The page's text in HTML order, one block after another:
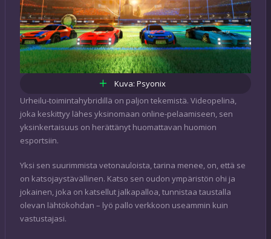
Kuva: Psyonix
Urheilu-toimintahybridillä on paljon tekemistä. Videopelinä,
joka keskittyy lähes yksinomaan online-pelaamiseen, sen
yksinkertaisuus on herättänyt huomattavan huomion
esportsiin.
Yksi sen suurimmista vetonauloista, tarina menee, on, että se
on katsojaystävällinen. Katso sen oudon ympäristön ohi ja
jokainen, joka on katsellut jalkapalloa, tunnistaa taustalla
olevan lähtökohdan – lyö pallo verkkoon useammin kuin
vastustajasi.